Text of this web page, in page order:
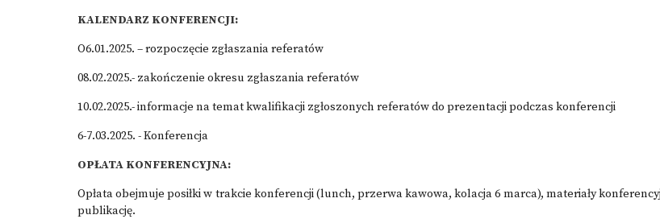
KALENDARZ KONFERENCJI:
O6.01.2025. – rozpoczęcie zgłaszania referatów
08.02.2025.- zakończenie okresu zgłaszania referatów
10.02.2025.- informacje na temat kwalifikacji zgłoszonych referatów do prezentacji podczas konferencji
6-7.03.2025. - Konferencja
OPŁATA KONFERENCYJNA:
Opłata obejmuje posiłki w trakcie konferencji (lunch, przerwa kawowa, kolacja 6 marca), materiały
publikację.